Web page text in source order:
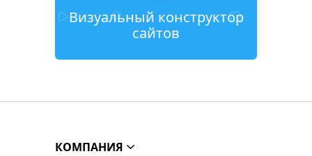
Визуальный конструктор
сайтов
КОМПАНИЯ